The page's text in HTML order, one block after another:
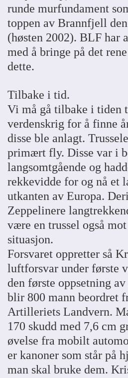
runde murfundament
toppen av Brannfjell
(høsten 2002). BLF har
med å bringe på det
dette.
Tilbake i tid.
Vi må gå tilbake i tiden
verdenskrig for å finne
disse ble anlagt.
primært fly. Disse var i
langsomtgående og
rekkevidde for og nå et
utkanten av Europa.
Zeppelinere
være en trussel også
situasjon.
Forsvaret oppretter så
luftforsvar under første
den første oppsetning
blir 800 mann beordret
Artilleriets Landvern.
170 skudd med 7,6 cm
øvelse fra mobilt
er kanoner som står på
man skal bruke dem.